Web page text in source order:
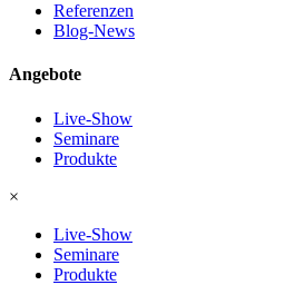
Referenzen
Blog-News
Angebote
Live-Show
Seminare
Produkte
×
Live-Show
Seminare
Produkte